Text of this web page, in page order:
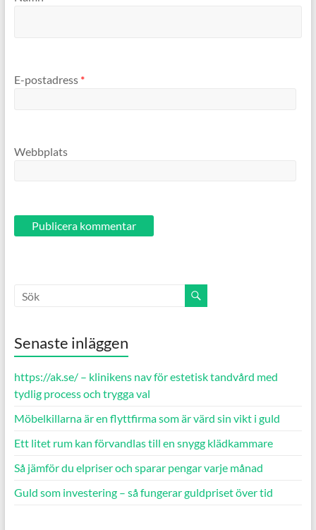
E-postadress *
Webbplats
Senaste inläggen
https://ak.se/ – klinikens nav för estetisk tandvård med
tydlig process och trygga val
Möbelkillarna är en flyttfirma som är värd sin vikt i guld
Ett litet rum kan förvandlas till en snygg klädkammare
Så jämför du elpriser och sparar pengar varje månad
Guld som investering – så fungerar guldpriset över tid